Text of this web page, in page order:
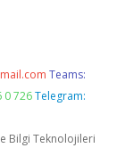
Teams:
0 726 Telegram:
Bilgi Teknolojileri